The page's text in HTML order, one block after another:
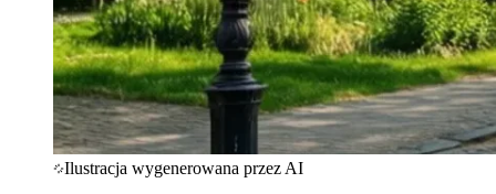
Ilustracja wygenerowana przez AI